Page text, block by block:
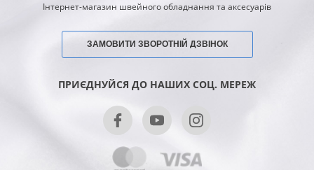
Інтернет-магазин швейного обладнання та аксесуарів
ЗАМОВИТИ ЗВОРОТНІЙ ДЗВІНОК
ПРИЄДНУЙСЯ ДО НАШИХ СОЦ. МЕРЕЖ